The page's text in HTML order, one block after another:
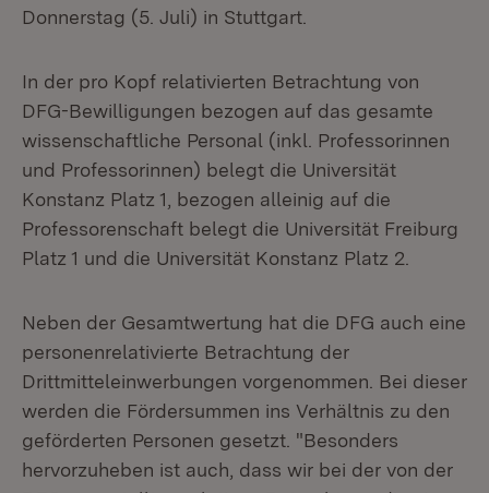
Donnerstag (5. Juli) in Stuttgart.
In der pro Kopf relativierten Betrachtung von
DFG-Bewilligungen bezogen auf das gesamte
wissenschaftliche Personal (inkl. Professorinnen
und Professorinnen) belegt die Universität
Konstanz Platz 1, bezogen alleinig auf die
Professorenschaft belegt die Universität Freiburg
Platz 1 und die Universität Konstanz Platz 2.
Neben der Gesamtwertung hat die DFG auch eine
personenrelativierte Betrachtung der
Drittmitteleinwerbungen vorgenommen. Bei dieser
werden die Fördersummen ins Verhältnis zu den
geförderten Personen gesetzt. "Besonders
hervorzuheben ist auch, dass wir bei der von der